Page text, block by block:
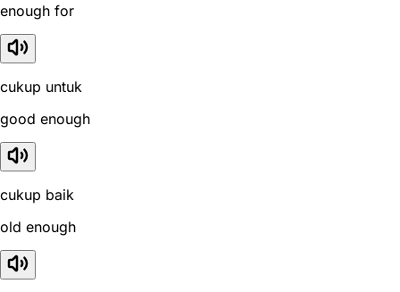
enough for
cukup untuk
good enough
cukup baik
old enough